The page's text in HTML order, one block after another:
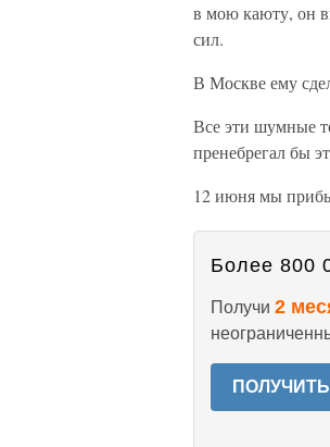
в мою каюту, он
сил.
В Москве ему
Все эти шумные
пренебрегал бы
12 июня мы
Более 800
Получи 2